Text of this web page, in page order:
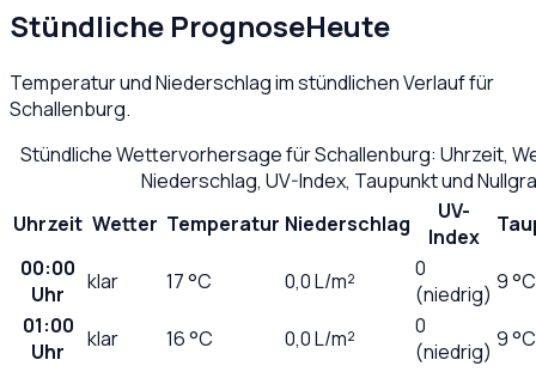
Stündliche PrognoseHeute
Temperatur und Niederschlag im stündlichen Verlauf für
Schallenburg.
Stündliche Wettervorhersage fürSchallenburg: Uhrzeit,
Niederschlag, UV-Index, Taupunkt und
Uhrzeit Wetter Temperatur Niederschlag
UV-
Index
00:00
Uhr
klar 17°C 0,0L/m²
0
(niedrig) 9 °C
01:00
Uhr
klar 16°C 0,0L/m²
0
(niedrig) 9 °C